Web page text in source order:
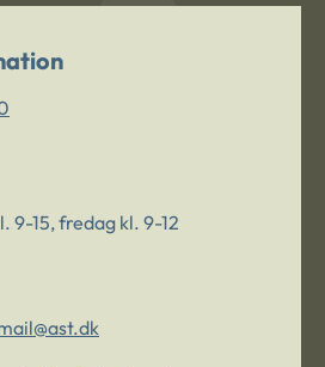
9-15, fredag kl. 9-12